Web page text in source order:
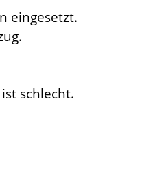
eingesetzt.
schlecht.